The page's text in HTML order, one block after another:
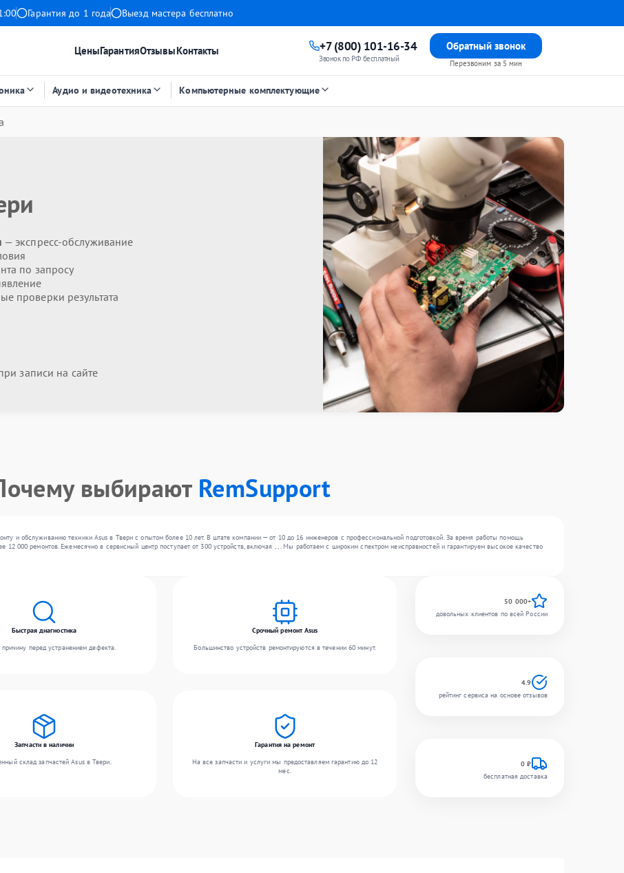
Гарантия до 1 года Выезд мастера бесплатно
ЦеныГарантияОтзывыКонтакты +7 (800) 101-16-34
Звонок по РФ бесплатный
Обратный звонок
Перезвоним за 5 мин
Аудио и видеотехника Компьютерные комплектующие
— экспресс-обслуживание
по запросу
проверки результата
записи на сайте
выбирают RemSupport
и обслуживанию техники Asus в Твери с опытом более 10 лет. В штате компании — от 10 до 16 инженеров с профессиональной подготовкой. За время работы помощь
12 000 ремонтов. Ежемесячно в сервисный центр поступает от 300 устройств, включая , , . Мы работаем с широким спектром неисправностей и гарантируем высокое качество
Быстрая диагностика
перед устранением дефекта.
Срочный ремонт Asus
Большинство устройств ремонтируются в течении 60 минут.
Запчасти в наличии
склад запчастей Asus в Твери.
Гарантия на ремонт
На все запчасти и услуги мы предоставляем гарантию до 12
мес.
50 000+
довольных клиентов по всей России
4.9
рейтинг сервиса на основе отзывов
0 ₽
бесплатная доставка